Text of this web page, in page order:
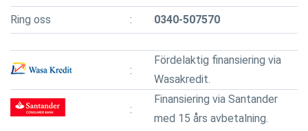
Ring oss 0340-507570
Fördelaktig finansiering via
Wasakredit.
Finansiering via Santander
med 15 års avbetalning.